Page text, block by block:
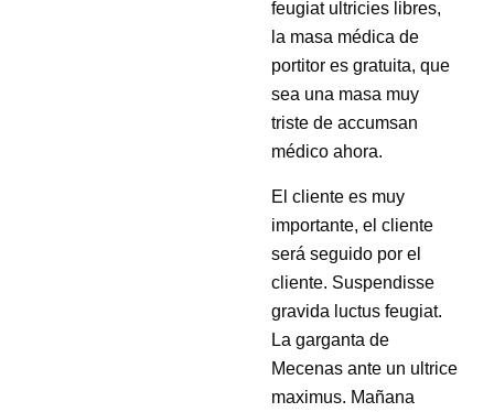
feugiat ultricies libres,
la masa médica de
portitor es gratuita, que
sea una masa muy
triste de accumsan
médico ahora.
El cliente es muy
importante, el cliente
será seguido por el
cliente. Suspendisse
gravida luctus feugiat.
La garganta de
Mecenas ante un ultrice
maximus. Mañana